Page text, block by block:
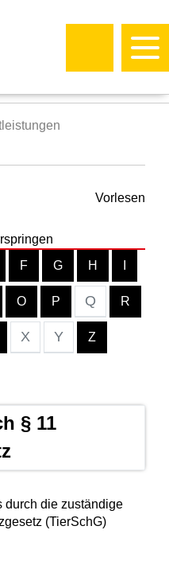
Vorlesen
F G H
O P Q R
X Y Z
§ 11
durch die zuständige
(TierSchG)